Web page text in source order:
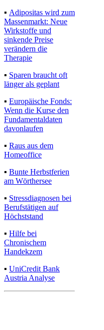
▪ Adipositas wird zum
Massenmarkt: Neue
Wirkstoffe und
sinkende Preise
verändern die
Therapie
▪ Sparen braucht oft
länger als geplant
▪ Europäische Fonds:
Wenn die Kurse den
Fundamentaldaten
davonlaufen
▪ Raus aus dem
Homeoffice
▪ Bunte Herbstferien
am Wörthersee
▪ Stressdiagnosen bei
Berufstätigen auf
Höchststand
▪ Hilfe bei
Chronischem
Handekzem
▪ UniCredit Bank
Austria Analyse